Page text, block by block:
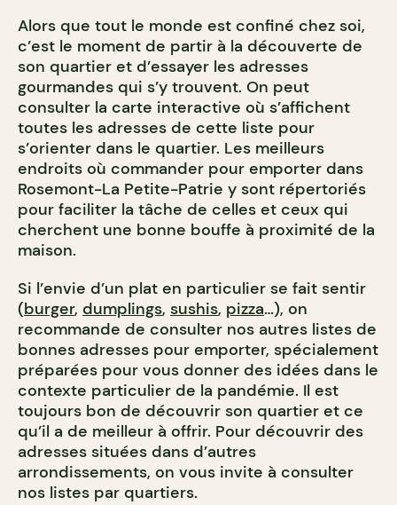
Alors que tout le monde est confiné chez soi,
c’est le moment de partir à la découverte de
son quartier et d’essayer les adresses
gourmandes qui s’y trouvent. On peut
consulter la carte interactive où s’affichent
toutes les adresses de cette liste pour
s’orienter dans le quartier. Les meilleurs
endroits où commander pour emporter dans
Rosemont-La Petite-Patrie y sont répertoriés
pour faciliter la tâche de celles et ceux qui
cherchent une bonne bouffe à proximité de la
maison.
Si l’envie d’un plat en particulier se fait sentir
(burger, dumplings, sushis, pizza…), on
recommande de consulter nos autres listes de
bonnes adresses pour emporter, spécialement
préparées pour vous donner des idées dans le
contexte particulier de la pandémie. Il est
toujours bon de découvrir son quartier et ce
qu’il a de meilleur à offrir. Pour découvrir des
adresses situées dans d’autres
arrondissements, on vous invite à consulter
nos listes par quartiers.